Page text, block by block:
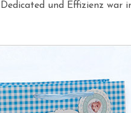
Dedicated und Effizienz war